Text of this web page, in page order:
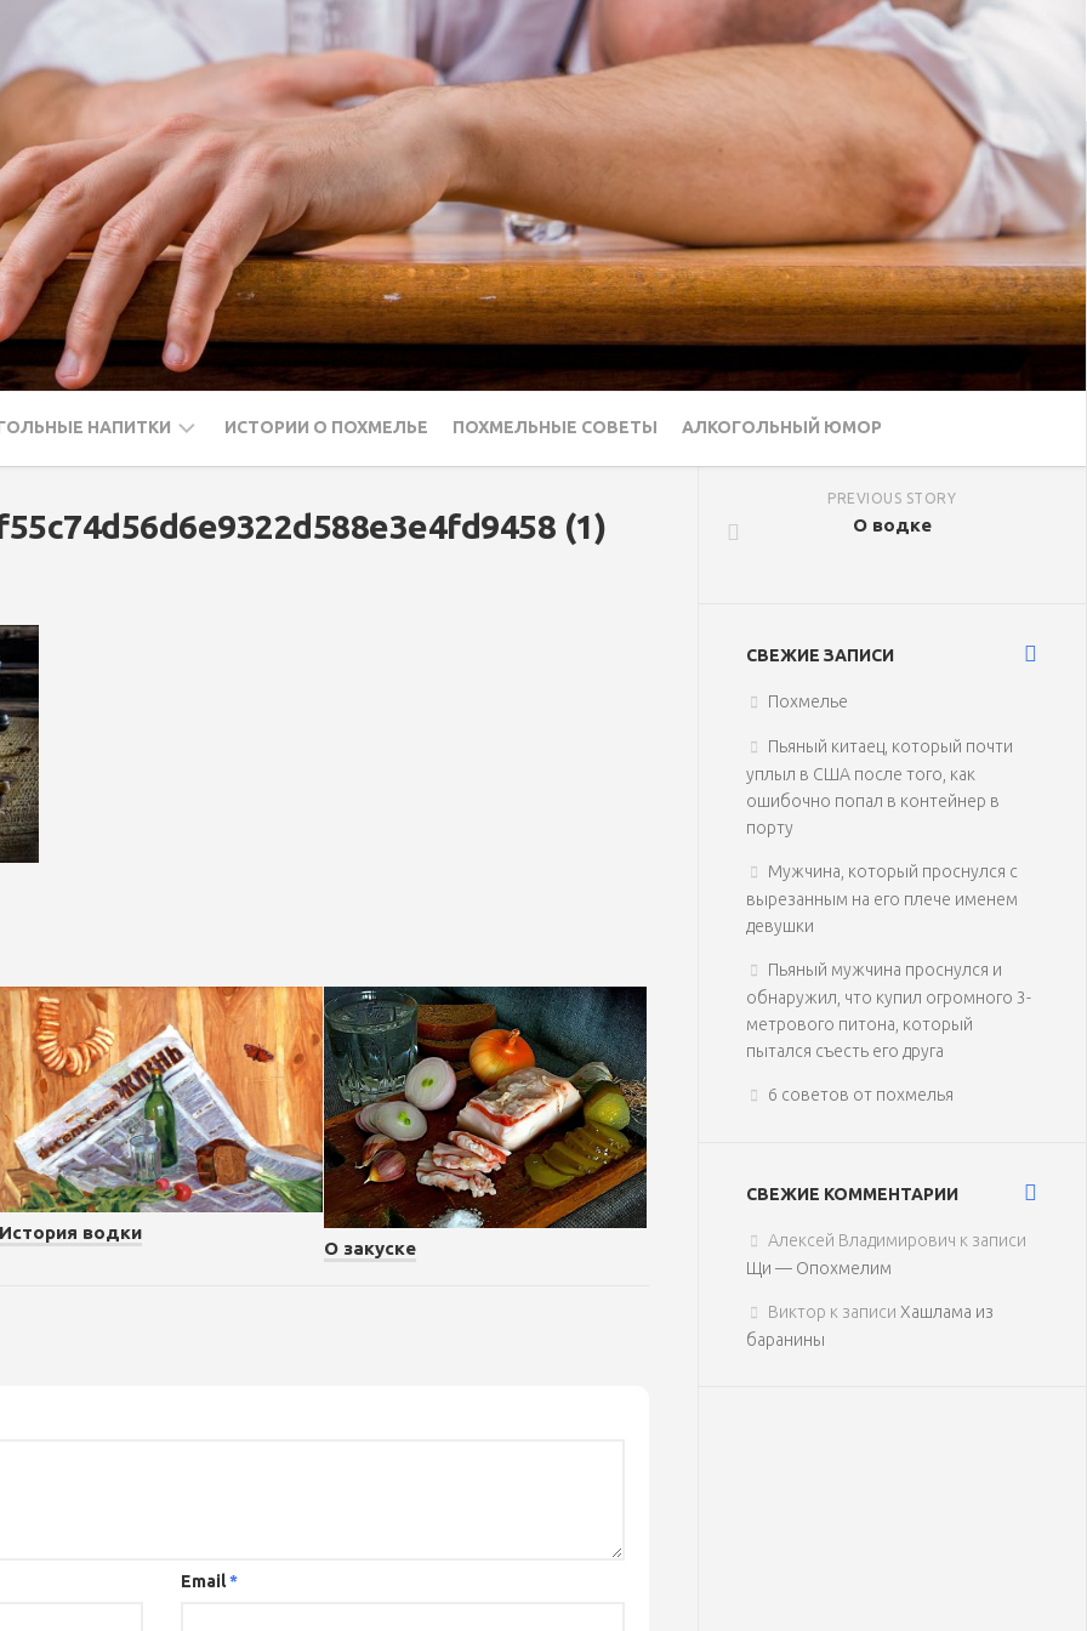
НАПИТКИ ИСТОРИИ О ПОХМЕЛЬЕ ПОХМЕЛЬНЫЕ СОВЕТЫ АЛКОГОЛЬНЫЙ ЮМОР
(1)
История водки
О закуске
Email*
PREVIOUS STORY
О водке
СВЕЖИЕ ЗАПИСИ
Похмелье
Пьяный китаец, который почти
уплыл в США после того, как
ошибочно попал в контейнер в
порту
Мужчина, который проснулся с
вырезанным на его плече именем
девушки
Пьяный мужчина проснулся и
обнаружил, что купил огромного 3-
метрового питона, который
пытался съесть его друга
6 советов от похмелья
СВЕЖИЕ КОММЕНТАРИИ
Алексей Владимирович к записи
Щи — Опохмелим
Виктор к записи Хашлама из
баранины